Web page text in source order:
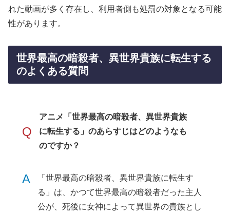
れた動画が多く存在し、利用者側も処罰の対象となる可能
性があります。
世界最高の暗殺者、異世界貴族に転生する
のよくある質問
Q
アニメ「世界最高の暗殺者、異世界貴族
に転生する」のあらすじはどのようなも
のですか？
A
「世界最高の暗殺者、異世界貴族に転生す
る」は、かつて世界最高の暗殺者だった主人
公が、死後に女神によって異世界の貴族とし